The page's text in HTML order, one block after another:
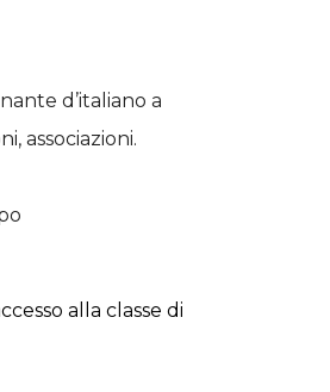
d’italiano a
associazioni.
alla classe di